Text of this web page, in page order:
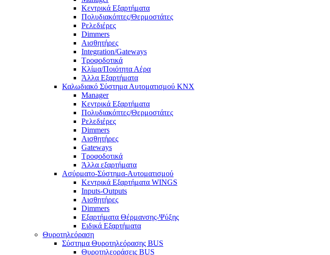
Κεντρικά Εξαρτήματα
Πολυδιακόπτες/Θερμοστάτες
Ρελεδιέρες
Dimmers
Αισθητήρες
Integration/Gateways
Τροφοδοτικά
Κλίμα/Ποιότητα Αέρα
Άλλα Εξαρτήματα
Καλωδιακό Σύστημα Αυτοματισμού KNX
Manager
Κεντρικά Εξαρτήματα
Πολυδιακόπτες/Θερμοστάτες
Ρελεδιέρες
Dimmers
Αισθητήρες
Gateways
Τροφοδοτικά
Άλλα εξαρτήματα
Ασύρματο-Σύστημα-Αυτοματισμού
Κεντρικά Εξαρτήματα WINGS
Inputs-Outputs
Αισθητήρες
Dimmers
Εξαρτήματα Θέρμανσης-Ψύξης
Ειδικά Εξαρτήματα
Θυροτηλεόραση
Σύστημα Θυροτηλεόρασης BUS
Θυροτηλεοράσεις BUS